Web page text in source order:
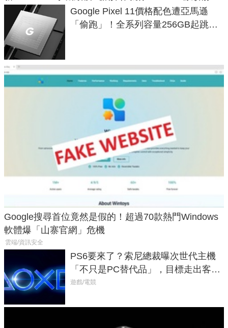
Google Pixel 11價格配色遭亞馬遜
「偷跑」！全系列容量256GB起跳、
Google搜尋首位竟然是假的！超過70款熱門Windows
軟體爆「山寨官網」危機
雲端/資訊安全
PS6要來了？索尼總裁曝次世代主機
「不只是PC替代品」，目標走出客
廳、進軍電競桌面
遊戲/電競